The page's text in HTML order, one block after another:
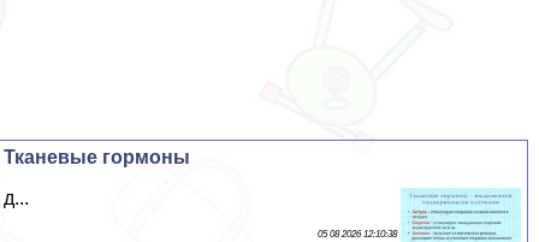
Тканевые гормоны
д...
05 08 2026 12:10:38